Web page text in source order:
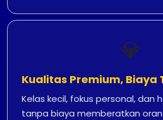
💎
Kualitas Premium, Biaya
Kelas kecil, fokus personal, dan
tanpa biaya memberatkan